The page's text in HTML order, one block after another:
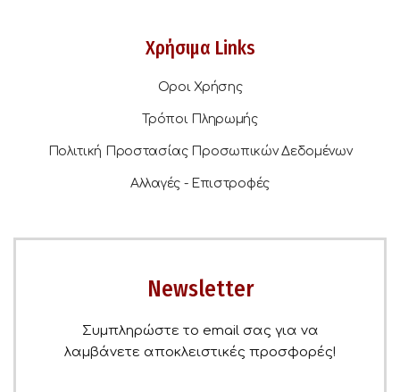
Χρήσιμα Links
Οροι Χρήσης
Τρόποι Πληρωμής
Πολιτική Προστασίας Προσωπικών Δεδομένων
Αλλαγές - Επιστροφές
Newsletter
Συμπληρώστε το email σας για να
λαμβάνετε αποκλειστικές προσφορές!